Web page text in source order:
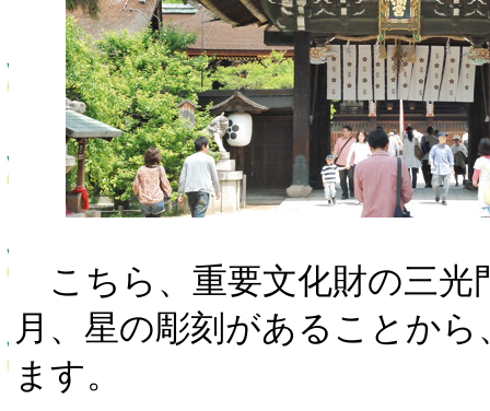
こちら、重要文化財の三光
月、星の彫刻があることか
ます。